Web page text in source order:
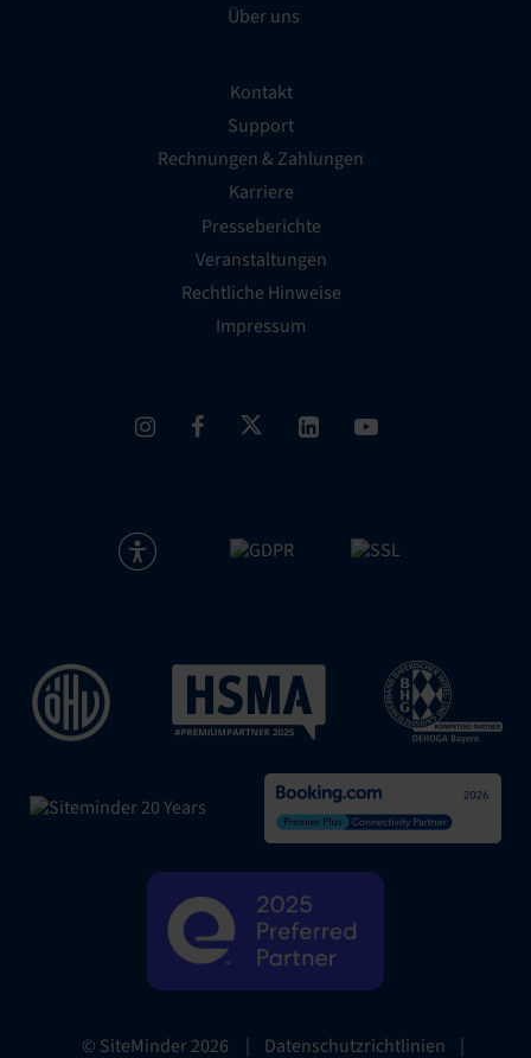
Über uns
Kontakt
Support
Rechnungen & Zahlungen
Karriere
Presseberichte
Veranstaltungen
Rechtliche Hinweise
Impressum
© SiteMinder2026 | Datenschutzrichtlinien |